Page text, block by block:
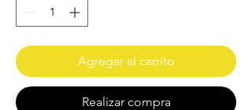
Agregar al carrito
Realizar compra